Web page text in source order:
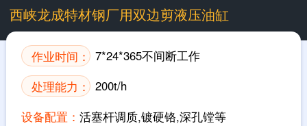
西峡龙成特材钢厂用双边剪液压油缸
作业时间： 7*24*365不间断工作
处理能力： 200t/h
设备配置：活塞杆调质,镀硬铬,深孔镗等